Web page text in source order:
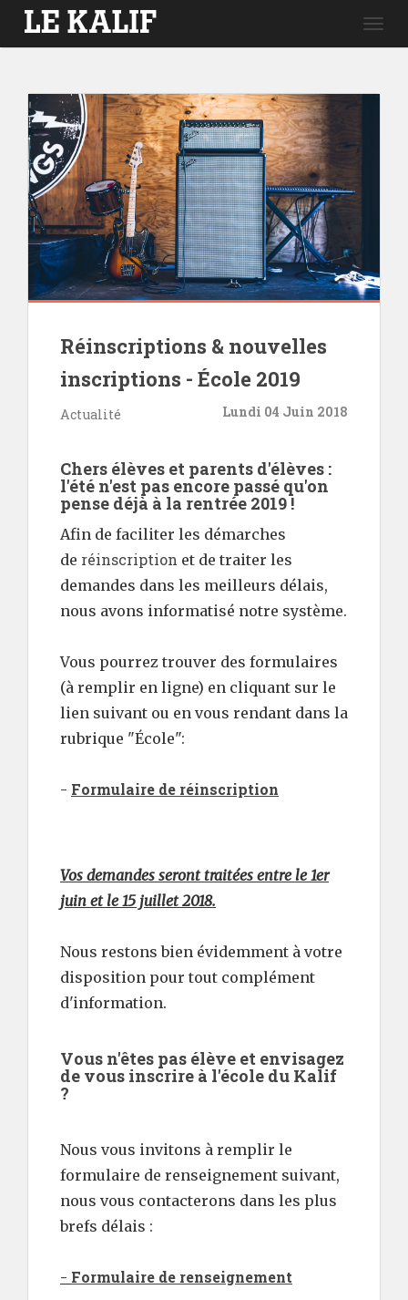
Réinscriptions & nouvelles
inscriptions - École 2019
Actualité Lundi 04 Juin 2018
Chers élèves et parents d'élèves :
l'été n'est pas encore passé qu'on
pense déjà à la rentrée 2019 !
Afin de faciliter les démarches
de réinscription et de traiter les
demandes dans les meilleurs délais,
nous avons informatisé notre système.
Vous pourrez trouver des formulaires
(à remplir en ligne) en cliquant sur le
lien suivant ou en vous rendant dans la
rubrique "École":
- Formulaire de réinscription
Vos demandes seront traitées entre le 1er
juin et le 15 juillet 2018.
Nous restons bien évidemment à votre
disposition pour tout complément
d'information.
Vous n'êtes pas élève et envisagez
de vous inscrire à l'école du Kalif
?
Nous vous invitons à remplir le
formulaire de renseignement suivant,
nous vous contacterons dans les plus
brefs délais :
- Formulaire de renseignement